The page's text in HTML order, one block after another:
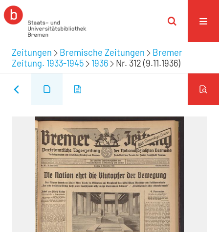
Zeitungen Bremische Zeitungen
Bremer
Zeitung. 1933-1945
1936 Nr. 312 (9.11.1936)